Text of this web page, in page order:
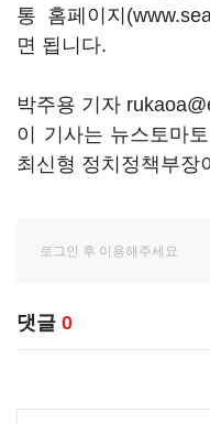
통 홈페이지
면 됩니다.
박주용 기자
이 기사는 뉴스토마
최신형 정치정책부장
댓글 0